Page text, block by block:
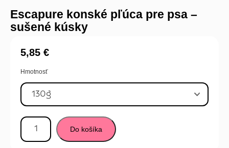
Escapure konské pľúca pre psa –
sušené kúsky
5,85 €
Hmotnosť
Do košíka